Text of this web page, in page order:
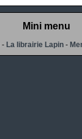
Mini menu
-La librairie Lapin -